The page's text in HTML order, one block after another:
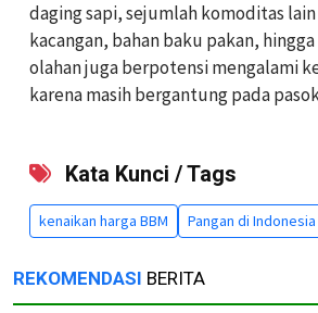
daging sapi, sejumlah komoditas
kacangan, bahan baku pakan,
olahan juga berpotensi mengalami
karena masih bergantung pada
Kata Kunci / Tags
kenaikan harga BBM Pangan di Indonesia
REKOMENDASI BERITA